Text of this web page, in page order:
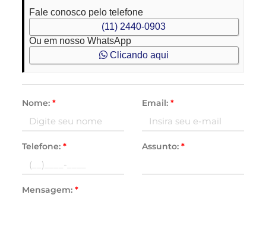
Fale conosco pelo telefone
(11) 2440-0903
Ou em nosso WhatsApp
Clicando aqui
Nome: * Email: *
Telefone: * Assunto: *
Mensagem: *